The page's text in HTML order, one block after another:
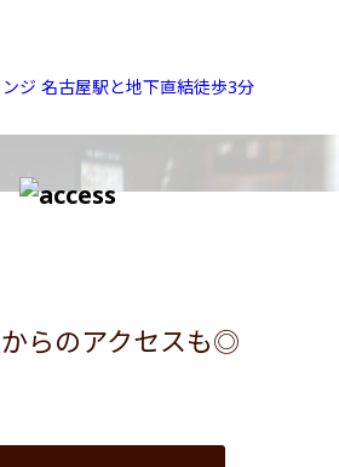
らのアクセスも◎